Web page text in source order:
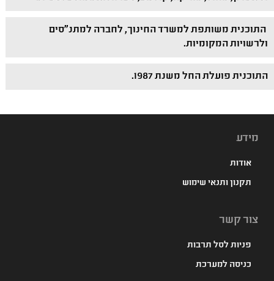
התוכנית משותפת למשרד החינוך, לחברה למתנ"סים
ולרשויות המקומיות.
התוכנית פועלת החל משנת 1987.
מידע
אודות
תקנון ותנאי שימוש
צור קשר
פניות לסל תרבות
כניסה למערכת